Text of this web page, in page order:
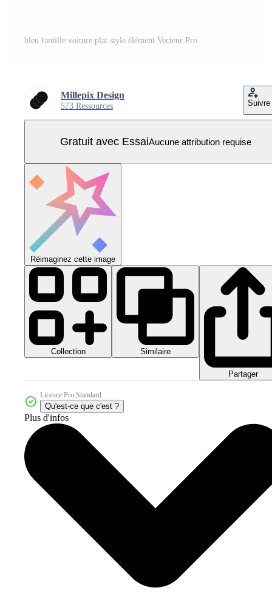
bleu famille voiture plat style élément Vecteur Pro
Millepix Design
573 Ressources Suivre
Gratuit avec EssaiAucune attribution requise
Réimaginez cette image
Collection Similaire
Partager
Licence Pro Standard
Qu'est-ce que c'est ?
Plus d'infos